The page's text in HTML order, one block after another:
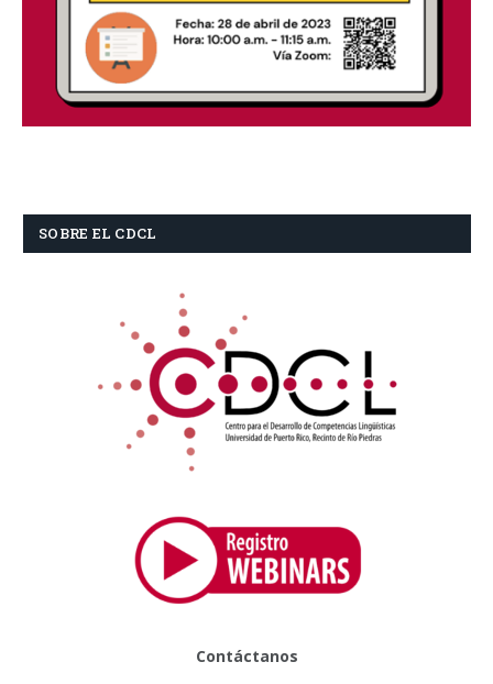
SOBRE EL CDCL
Contáctanos